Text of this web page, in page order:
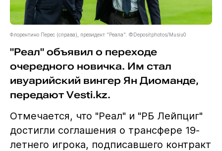
Флорентино Перес (справа), президент "Реала". ©Depositphotos/Musiu0
"Реал" объявил о переходе
очередного новичка. Им стал
ивуарийский вингер Ян Диоманде,
передают Vesti.kz.
Отмечается, что "Реал" и "РБ Лейпциг"
достигли соглашения о трансфере 19-
летнего игрока, подписавшего контракт